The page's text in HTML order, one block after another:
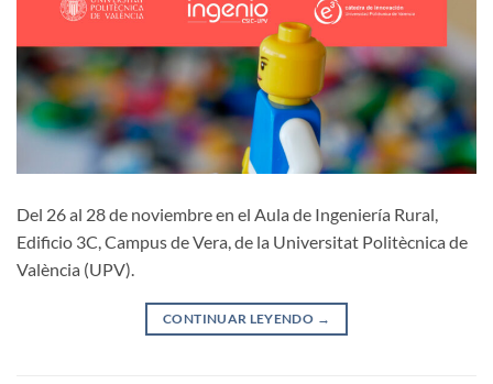
Del 26 al 28 de noviembre en el Aula de Ingeniería Rural,
Edificio 3C, Campus de Vera, de la Universitat Politècnica de
València (UPV).
CONTINUAR LEYENDO →